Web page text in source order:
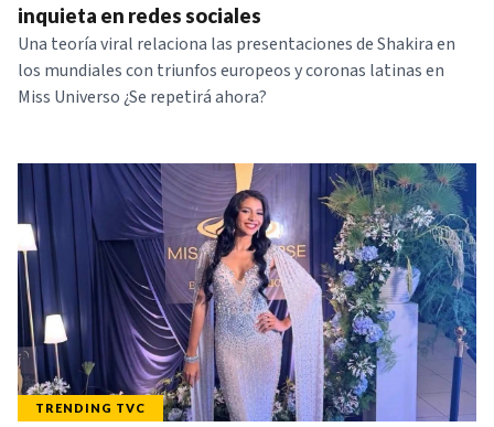
NOTICIAS
SERIES
inquieta en redes sociales
Una teoría viral relaciona las presentaciones de Shakira en
los mundiales con triunfos europeos y coronas latinas en
Miss Universo ¿Se repetirá ahora?
TRENDING TVC